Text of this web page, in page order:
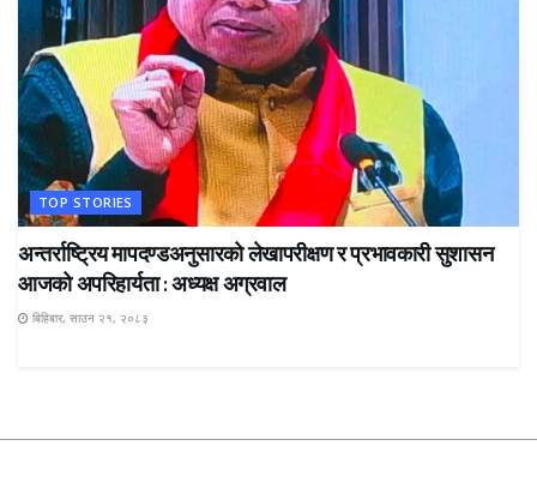
TOP STORIES
अन्तर्राष्ट्रिय मापदण्डअनुसारको लेखापरीक्षण र प्रभावकारी सुशासन
आजको अपरिहार्यता : अध्यक्ष अग्रवाल
बिहिबार, साउन २१, २०८३